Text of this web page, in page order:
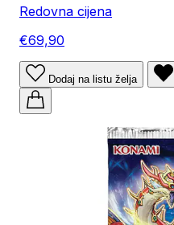
Redovna cijena
€69,90
Dodaj na listu želja